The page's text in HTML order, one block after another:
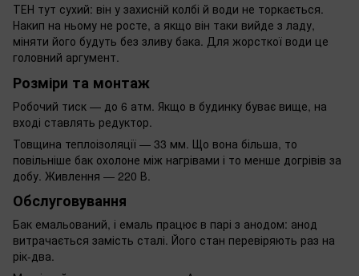
ТЕН тут сухий: він у захисній колбі й води не торкається.
Накип на ньому не росте, а якщо він таки вийде з ладу,
міняти його будуть без зливу бака. Для жорсткої води це
головний аргумент.
Розміри та монтаж
Робочий тиск — до 6 атм. Якщо в будинку буває вище, на
вході ставлять редуктор.
Товщина теплоізоляції — 33 мм. Що вона більша, то
повільніше бак охолоне між нагрівами і то менше догрівів за
добу. Живлення — 220 В.
Обслуговування
Бак емальований, і емаль працює в парі з анодом: анод
витрачається замість сталі. Його стан перевіряють раз на
рік-два.